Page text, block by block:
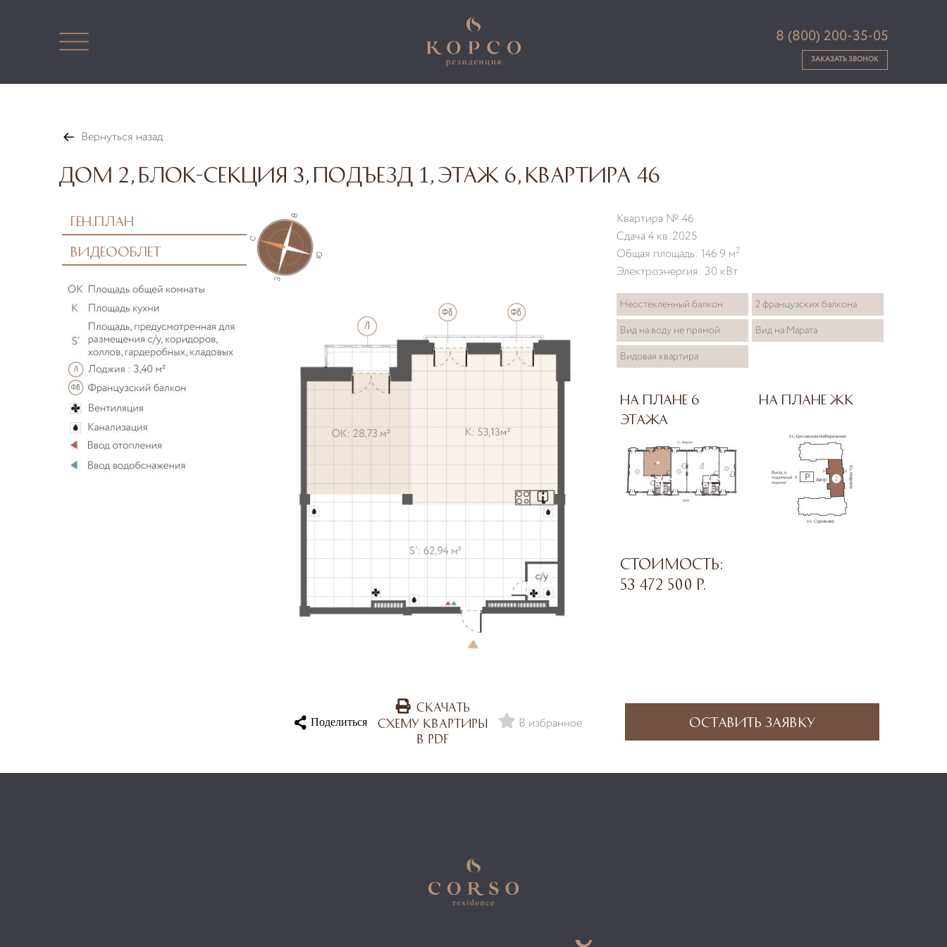
8 (800) 200-35-05
ЗАКАЗАТЬ ЗВОНОК
Вернуться назад
Дом 2, блок-секция 3, подъезд 1, этаж 6, квартира 46
Ген.план
Видеооблет
Квартира № 46
Сдача 4 кв. 2025
Общая площадь: 146.9 м2
Электроэнергия: 30 кВт
Неостеклённый балкон
2 французских балкона
Вид на воду не прямой
Вид на Марата
Видовая квартира
На плане 6
этажа
На плане ЖК
Стоимость:
53 472 500 р.
Поделиться
Скачать
схему квартиры
в PDF
В избранное Оставить заявку